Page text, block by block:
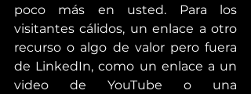
poco más en usted. Para los
visitantes cálidos, un enlace a otro
recurso o algo de valor pero fuera
de LinkedIn, como un enlace a un
video de YouTube o una